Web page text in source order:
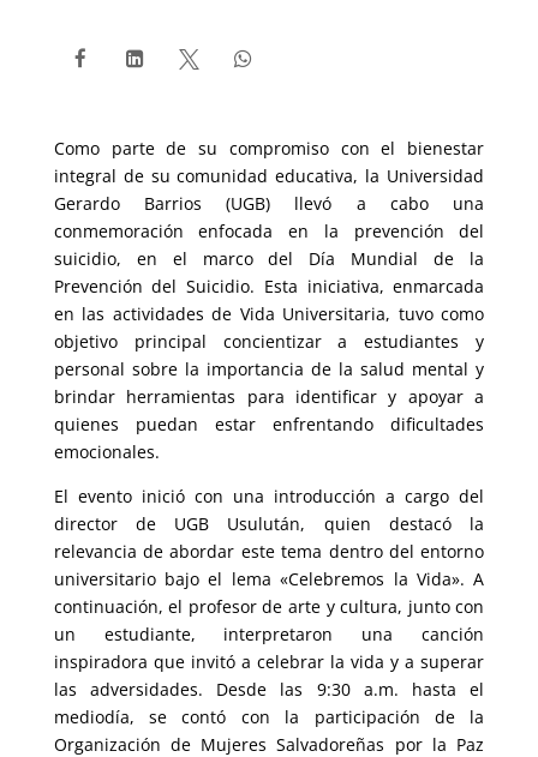
   
Como parte de su compromiso con el bienestar
integral de su comunidad educativa, la Universidad
Gerardo Barrios (UGB) llevó a cabo una
conmemoración enfocada en la prevención del
suicidio, en el marco del Día Mundial de la
Prevención del Suicidio. Esta iniciativa, enmarcada
en las actividades de Vida Universitaria, tuvo como
objetivo principal concientizar a estudiantes y
personal sobre la importancia de la salud mental y
brindar herramientas para identificar y apoyar a
quienes puedan estar enfrentando dificultades
emocionales.
El evento inició con una introducción a cargo del
director de UGB Usulután, quien destacó la
relevancia de abordar este tema dentro del entorno
universitario bajo el lema «Celebremos la Vida». A
continuación, el profesor de arte y cultura, junto con
un estudiante, interpretaron una canción
inspiradora que invitó a celebrar la vida y a superar
las adversidades. Desde las 9:30 a.m. hasta el
mediodía, se contó con la participación de la
Organización de Mujeres Salvadoreñas por la Paz